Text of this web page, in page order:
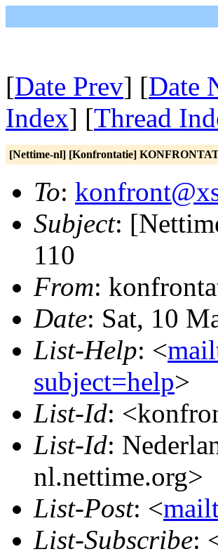
[Date Prev] [Date
Index] [Thread
[Nettime-nl] [Konfrontatie]
To:
Subject:
110
From:
Date: Sat, 10
List-Help: <
subject=help>
List-Id:
List-Id:
nl.nettime.org>
List-Post: <
List-Subscribe: